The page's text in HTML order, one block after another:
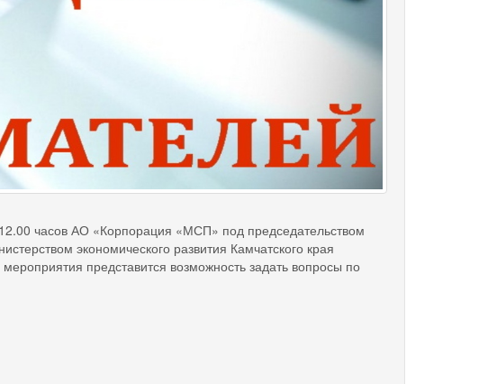
часов АО «Корпорация «МСП» под председательством
экономического развития Камчатского края
представится возможность задать вопросы по